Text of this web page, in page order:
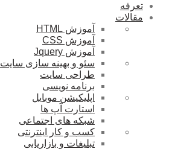
تعرفه
مقالات
آموزش HTML
آموزش CSS
آموزش Jquery
سئو و بهینه سازی سایت
طراحی سایت
برنامه نویسی
اپلیکیشن موبایل
استارت آپ ها
شبکه های اجتماعی
کسب و کار اینترنتی
تبلیغات و بازاریابی